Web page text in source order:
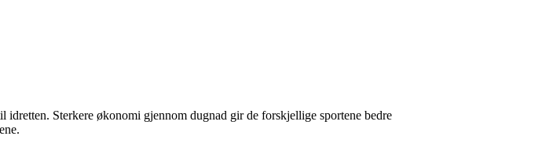
idretten. Sterkere økonomi gjennom dugnad gir de forskjellige sportene bedre